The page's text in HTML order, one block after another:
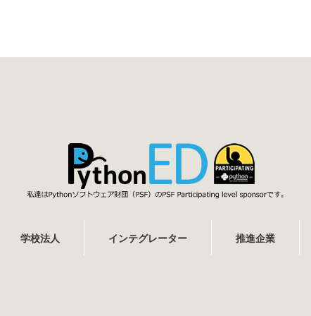
学校法人 インテグレーター 推進企業